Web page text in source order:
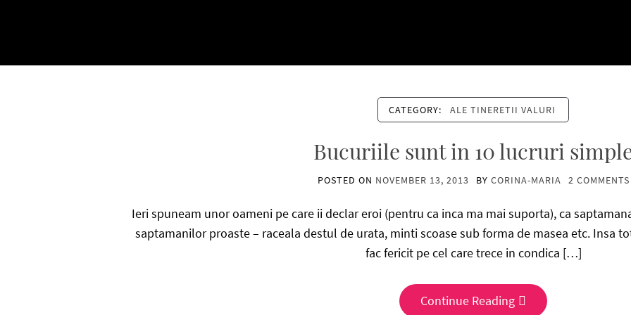
CATEGORY: ALE TINERETII VALURI
Bucuriile sunt in 10 lucruri
POSTED ON NOVEMBER 13, 2013 BY CORINA-MARIA 2 COMMENTS
Ieri spuneam unor oameni pe care ii declar eroi (pentru ca inca ma mai suporta), ca
saptamanilor proaste – raceala destul de urata, minti scoase sub forma de masea etc. Insa
fac fericit pe cel care trece in condica […]
Continue Reading